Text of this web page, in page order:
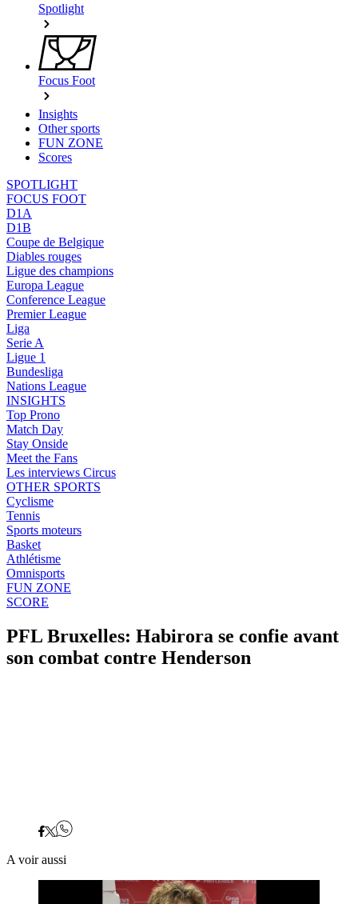
Spotlight
Focus Foot
Insights
Other sports
FUN ZONE
Scores
SPOTLIGHT
FOCUS FOOT
D1A
D1B
Coupe de Belgique
Diables rouges
Ligue des champions
Europa League
Conference League
Premier League
Liga
Serie A
Ligue 1
Bundesliga
Nations League
INSIGHTS
Top Prono
Match Day
Stay Onside
Meet the Fans
Les interviews Circus
OTHER SPORTS
Cyclisme
Tennis
Sports moteurs
Basket
Athlétisme
Omnisports
FUN ZONE
SCORE
PFL Bruxelles: Habirora se confie avant
son combat contre Henderson
A voir aussi